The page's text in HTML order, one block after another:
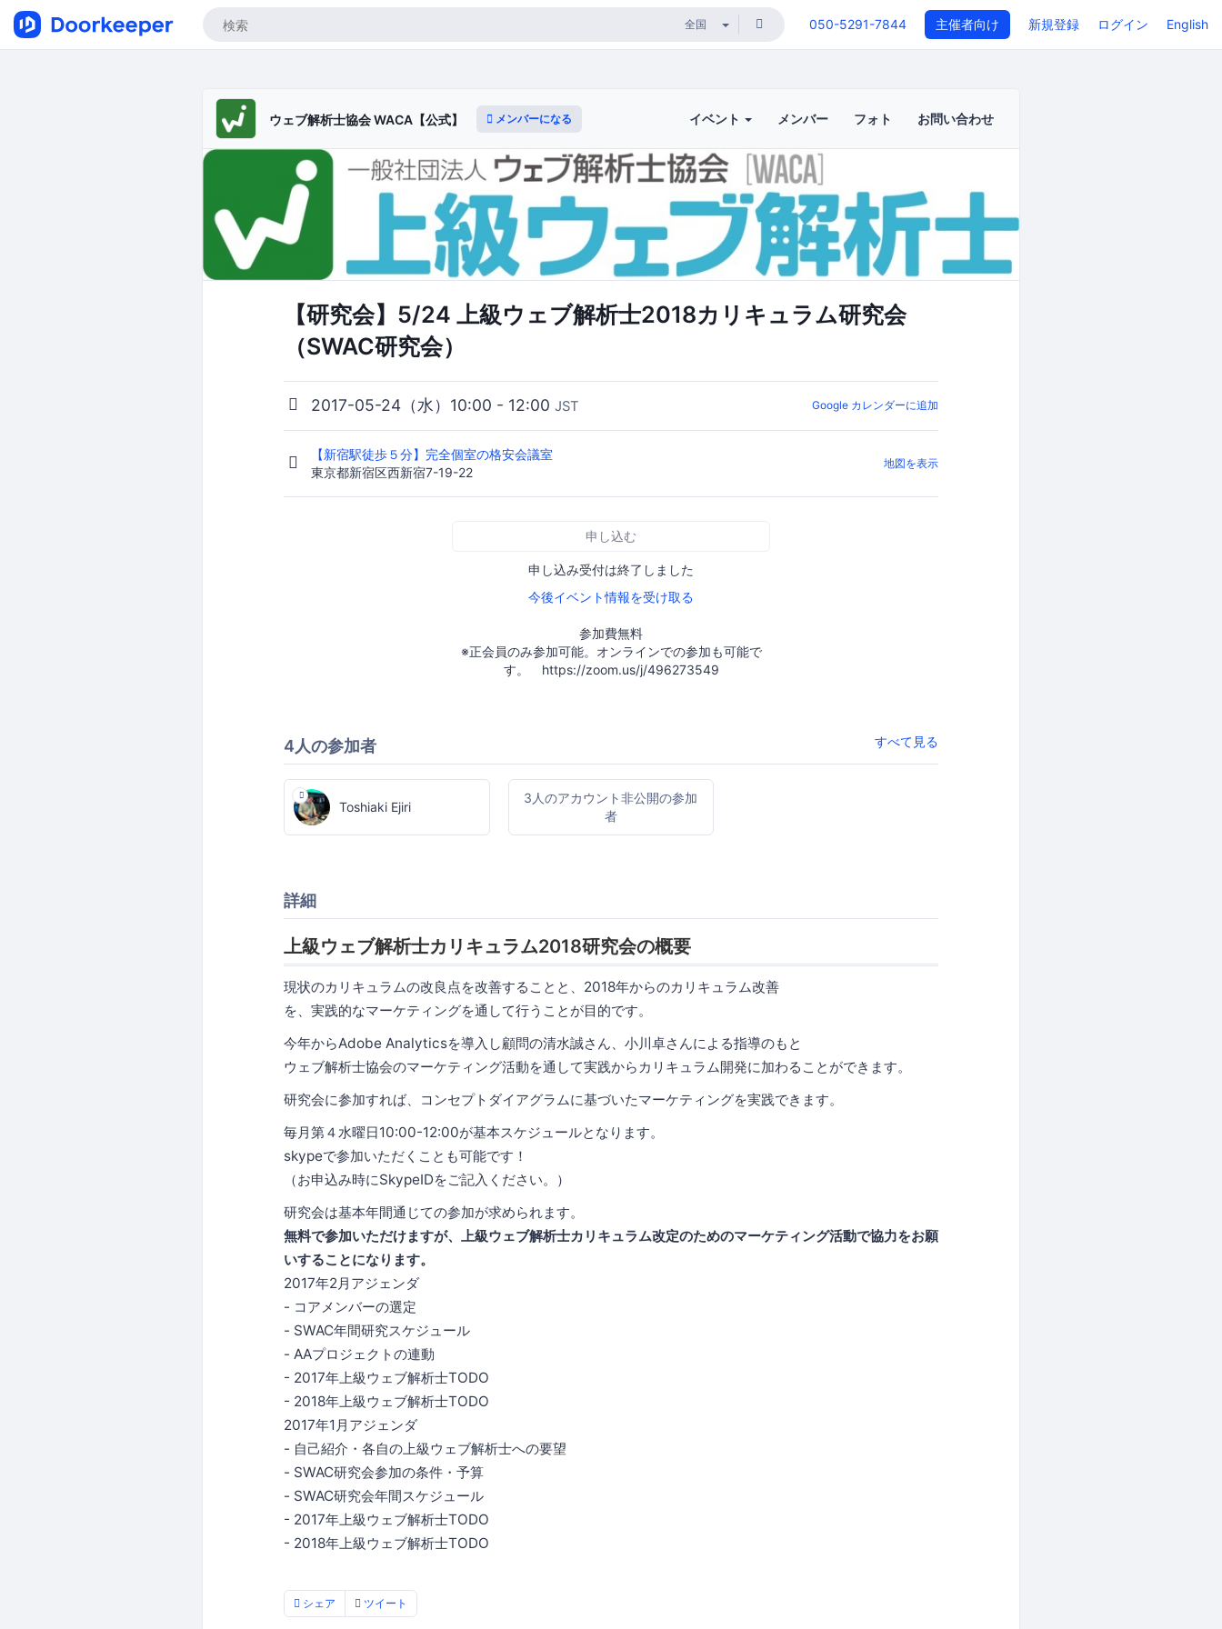
050-5291-7844 主催者向け 新規登録 ログイン English
ウェブ解析士協会 WACA【公式】 メンバーになる イベント メンバー フォト お問い合わせ
【研究会】5/24 上級ウェブ解析士2018カリキュラム研究会
（SWAC研究会）
2017-05-24（水）10:00 - 12:00 JST Google カレンダーに追加
【新宿駅徒歩５分】完全個室の格安会議室
東京都新宿区西新宿7-19-22
地図を表示
申し込む
申し込み受付は終了しました
今後イベント情報を受け取る
参加費無料
※正会員のみ参加可能。オンラインでの参加も可能で
す。 https://zoom.us/j/496273549
4人の参加者 すべて見る
Toshiaki Ejiri
3人のアカウント非公開の参加
者
詳細
上級ウェブ解析士カリキュラム2018研究会の概要
現状のカリキュラムの改良点を改善することと、2018年からのカリキュラム改善
を、実践的なマーケティングを通して行うことが目的です。
今年からAdobe Analyticsを導入し顧問の清水誠さん、小川卓さんによる指導のもと
ウェブ解析士協会のマーケティング活動を通して実践からカリキュラム開発に加わることができます。
研究会に参加すれば、コンセプトダイアグラムに基づいたマーケティングを実践できます。
毎月第４水曜日10:00-12:00が基本スケジュールとなります。
skypeで参加いただくことも可能です！
（お申込み時にSkypeIDをご記入ください。）
研究会は基本年間通じての参加が求められます。
無料で参加いただけますが、上級ウェブ解析士カリキュラム改定のためのマーケティング活動で協力をお願
いすることになります。
2017年2月アジェンダ
- コアメンバーの選定
- SWAC年間研究スケジュール
- AAプロジェクトの連動
- 2017年上級ウェブ解析士TODO
- 2018年上級ウェブ解析士TODO
2017年1月アジェンダ
- 自己紹介・各自の上級ウェブ解析士への要望
- SWAC研究会参加の条件・予算
- SWAC研究会年間スケジュール
- 2017年上級ウェブ解析士TODO
- 2018年上級ウェブ解析士TODO
シェア ツイート